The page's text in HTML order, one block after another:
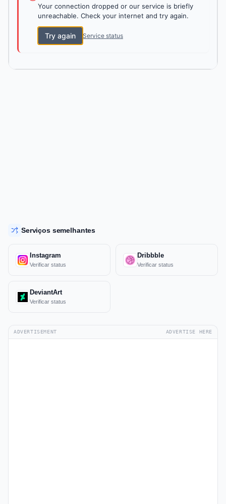
Your connection dropped or our service is briefly
unreachable. Check your internet and try again.
Try again Service status
Serviços semelhantes
Instagram
Verificar status
Dribbble
Verificar status
DeviantArt
Verificar status
ADVERTISEMENT ADVERTISE HERE